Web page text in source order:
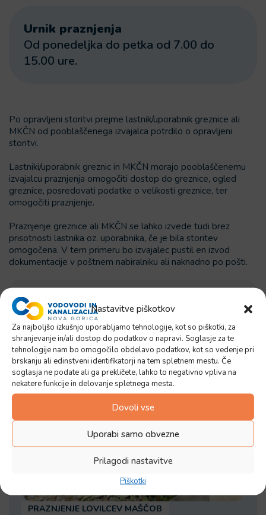
Nastavitve piškotkov
Za najboljšo izkušnjo uporabljamo tehnologije, kot so piškotki, za
shranjevanje in/ali dostop do podatkov o napravi. Soglasje za te
tehnologije nam bo omogočilo obdelavo podatkov, kot so vedenje pri
brskanju ali edinstveni identifikatorji na tem spletnem mestu. Če
soglasja ne podate ali ga prekličete, lahko to negativno vpliva na
nekatere funkcije in delovanje spletnega mesta.
Dovoli vse
Uporabi samo obvezne
Prilagodi nastavitve
Piškotki
Urnik praznjenja
Od ponedeljka do petka od 7.00 do
15.00 ure.
Po opravljeni storitvi prejme lastnik/uporabnik greznice ali
MKČN od pooblaščenega izvajalca potrdilo o opravljeni
storitvi.
Lastniki/uporabnik greznic in MKČN morajo pooblaščenemu
izvajalcu praznjenja omogočiti dostop do greznice, ogled
greznice, posredovati podatke o velikosti greznice, ter
omogočiti praznjenje.
Praznjenje greznice ali MKČN se lahko izvede tudi brez
prisotnosti lastnika oz. uporabnika, če je bila storitev
omogočena. V tem primeru bo izvajalec pustil en izvod
dokumentacije v poštnem nabiralniku ali naknadno po pošti.
Plan praznenja greznic v letu 2026
.pdf,144.78 KB
Prenesite datoteko
PRAZNJENJE LOVILCEV MAŠČOB